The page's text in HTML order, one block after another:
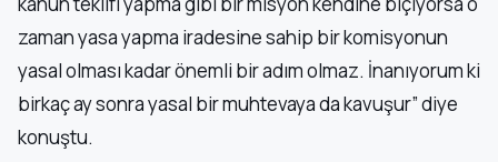
zaman yasa yapma iradesine sahip bir komisyonun
yasal olması kadar önemli bir adım olmaz. İnanıyorum ki
birkaç ay sonra yasal bir muhtevaya da kavuşur” diye
konuştu.